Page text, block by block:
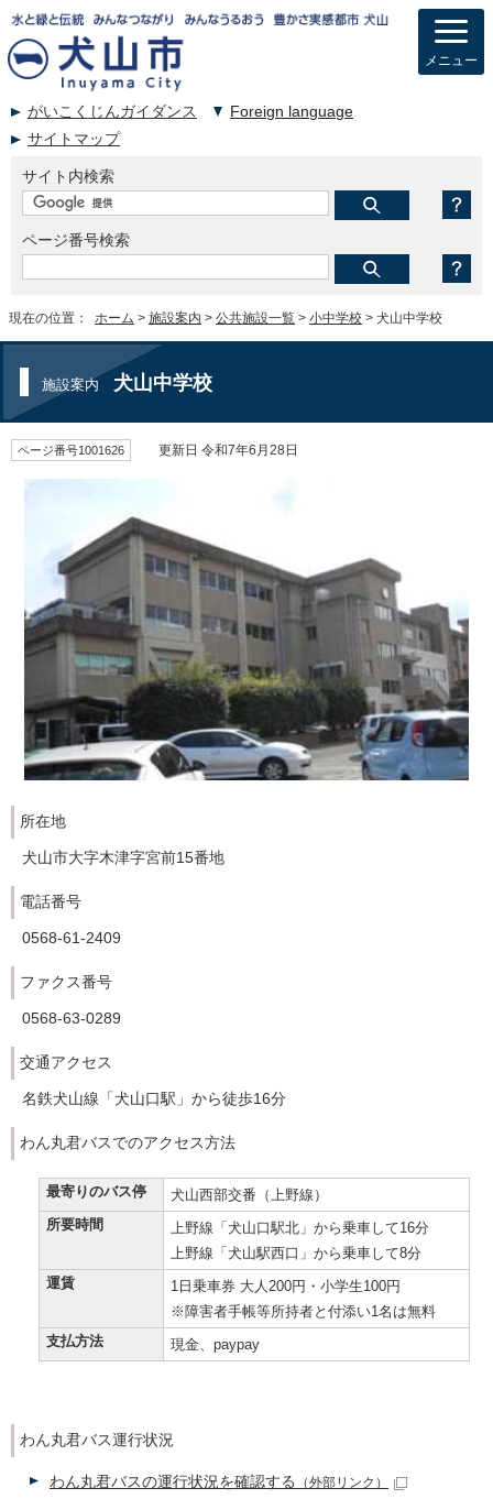
がいこくじんガイダンス
Foreign language
サイトマップ
サイト内検索
ページ番号検索
メニュー
現在の位置： ホーム > 施設案内 > 公共施設一覧 > 小中学校 > 犬山中学校
施設案内 犬山中学校
ページ番号1001626 更新日 令和7年6月28日
所在地
犬山市大字木津字宮前15番地
電話番号
0568-61-2409
ファクス番号
0568-63-0289
交通アクセス
名鉄犬山線「犬山口駅」から徒歩16分
わん丸君バスでのアクセス方法
最寄りのバス停
犬山西部交番（上野線）
所要時間
上野線「犬山口駅北」から乗車して16分
上野線「犬山駅西口」から乗車して8分
運賃
1日乗車券 大人200円・小学生100円
※障害者手帳等所持者と付添い1名は無料
支払方法
現金、paypay
わん丸君バス運行状況
わん丸君バスの運行状況を確認する （外部リンク）